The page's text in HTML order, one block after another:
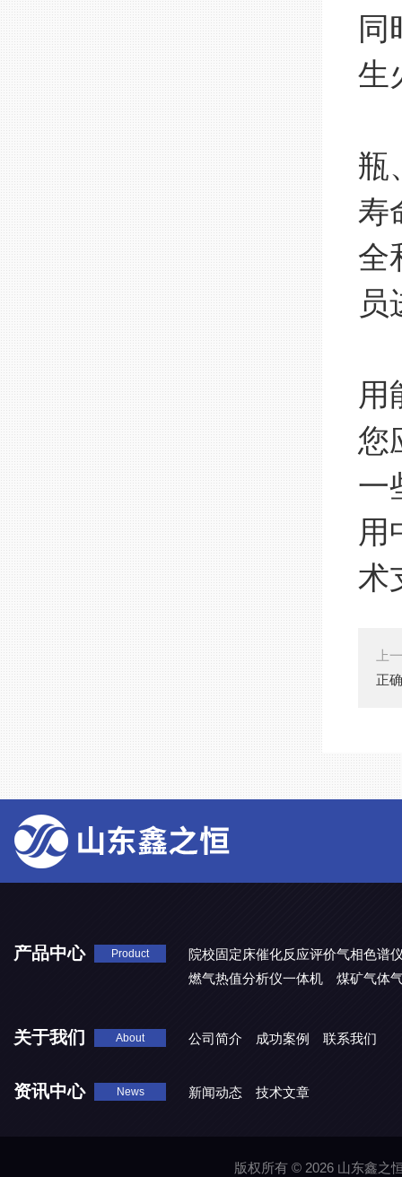
同
生
瓶
寿
全
员
用
您
一
用
术
上
正
产品中心 Product
院校固定床催化反应评价气相色谱
燃气热值分析仪一体机
煤矿气体
关于我们 About 公司简介 成功案例 联系我们
资讯中心 News 新闻动态 技术文章
版权所有 © 2026 山东鑫之